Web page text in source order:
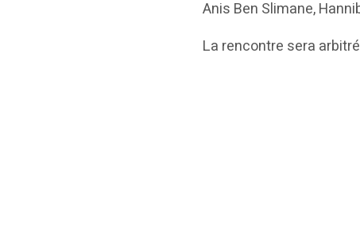
Anis Ben Slimane,
La rencontre sera